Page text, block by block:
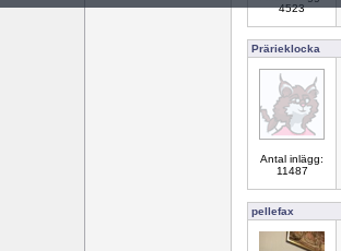
4523
Prärieklocka
Antal inlägg:
11487
pellefax